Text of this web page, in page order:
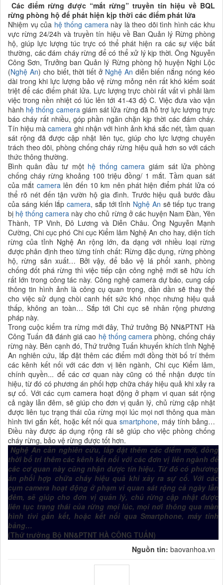
Các điểm rừng được “mắt rừng” truyền tín hiệu về BQL
rừng phòng hộ để phát hiện kịp thời các điểm phát lửa
Nhiệm vụ của hệ thống cameranày là theo dõi tình hình các khu
vực rừng 24/24h và truyền tín hiệu về Ban Quản lý Rừng phòng
hộ, giúp lực lượng túc trực có thể phát hiện ra các sự việc bất
thường, các đám cháy rừng để có thể xử lý kịp thời. Ông Nguyễn
Công Sơn, Trưởng ban Quản lý Rừng phòng hộ huyện Nghi Lộc
(Nghệ An) cho biết, thời tiết ở Nghệ An diễn biến nắng nóng kéo
dài trong khi lực lượng bảo vệ rừng mỏng nên rất khó kiểm soát
triệt để các điểm phát lửa. Lực lượng trực chòi rất vất vì phải làm
việc trong nền nhiệt có lúc lên tới 41-43 độ C. Việc đưa vào vận
hành hệ thống cameragiám sát lửa rừng đã hỗ trợ lực lượng trực
báo cháy rất nhiều, góp phần ngăn chặn kịp thời các đám cháy.
Tín hiệu màcamera ghi nhận với hình ảnh khá sắc nét, tầm quan
sát rộng đã được cập nhật liên tục, giúp cho lực lượng chuyên
trách theo dõi, phòng chống cháy rừng hiệu quả hơn so với cách
thức thông thường.
Bình quân đầu tư một hệ thống camera giám sát lửa phòng
chống cháy rừng khoảng 100 triệu đồng/ 1 mắt. Tầm quan sát
của mắt cameralên đến 10 km nên phát hiện điểm phát lửa có
thể rõ nét đến tận vườn hộ gia đình. Trước hiệu quả bước đầu
của sáng kiến lắpcamera, sắp tới tỉnh Nghệ An sẽ tiếp tục trang
bị hệ thống camera này cho chủ rừng ở các huyện Nam Đàn, Yên
Thành, TP Vinh, Đô Lương và Diễn Châu. Ông Nguyễn Mạnh
Cường, Chi cục phó Chi cục Kiểm lâm Nghệ An cho hay, diện tích
rừng của tỉnh Nghệ An rộng lớn, đa dạng với nhiều loại rừng
được phân định theo từng tính chất: Rừng đặc dụng, rừng phòng
hộ, rừng sản xuất… Bởi vậy, để bảo vệ lá phổi xanh, phòng
chống đốt phá rừng thì việc tiếp cận công nghệ mới sẽ hữu ích
rất lớn trong công tác này. Công nghệ camera dự báo, cung cấp
thông tin hình ảnh là công cụ quan trọng, dần dần sẽ thay thế
cho việc sử dụng chòi canh hết sức khó nhọc nhưng hiệu quả
thấp, không an toàn… Sắp tới Chi cục sẽ nhân rộng phương
pháp này.
Trong cuộc kiểm tra rừng mới đây, Thứ trưởng Bộ NN&PTNT Hà
Công Tuấn đã đánh giá cao hệ thống camera phòng, chống cháy
rừng này. Bên cạnh đó, Thứ trưởng Tuấn khuyến khích tỉnh Nghệ
An nghiên cứu, lắp đặt thêm các điểm mới đồng thời bố trí thêm
các kênh kết nối với các đơn vị liên ngành, Chi cục Kiểm lâm,
chính quyền... để các cơ quan này cũng có thể nhận được tín
hiệu, từ đó có phương án phối hợp chữa cháy hiệu quả khi xảy ra
sự cố. Với các cụm camera hoạt động ở phạm vi quan sát rộng
cả ngày lẫn đêm, sẽ giúp cho đơn vị quản lý, chủ rừng cập nhật
được liên tục trạng thái của rừng mọi lúc mọi nơi thông qua màn
hình tivi gắn kết, hoặc kết nối quasmartphone, máy tính bảng…
Điều này được áp dụng rộng rãi sẽ giúp cho việc phòng chống
cháy rừng, bảo vệ rừng được tốt hơn.
Nghệ An cần nghiên cứu, lắp đặt thêm các điểm mới, đồng
thời bố trí thêm các kênh kết nối với các đơn vị liên ngành để
các cơ quan này cũng nhận được tín hiệu. Từ đó có phương
án phối hợp chữa cháy hiệu quả khi xảy ra sự cố. Với các
cụm camera hoạt động ở phạm vi quan sát rộng cả ngày lẫn
đêm, sẽ giúp cho đơn vị quản lý, chủ rừng cập nhật được
liên tục trạng thái của rừng mọi lúc, mọi nơi thông qua màn
hình tivi gắn kết, hoặc kết nối qua Smart­phone, máy tính
bảng…
(Thứ trưởng Bộ NN&PTNT HÀ CÔNG TUẤN)
Nguồn tin: baovanhoa.vn